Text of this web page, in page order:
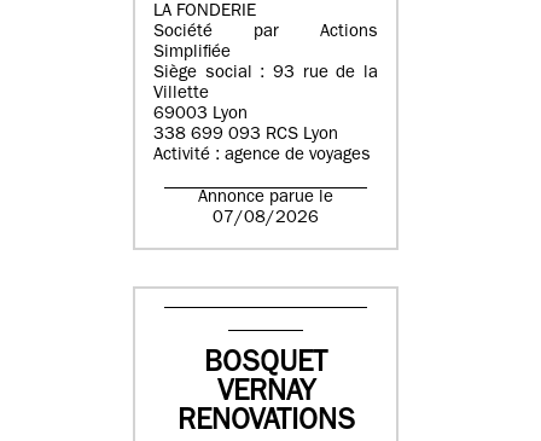
LA FONDERIE
Société par Actions
Simplifiée
Siège social : 93 rue de la
Villette
69003 Lyon
338 699 093 RCS Lyon
Activité : agence de voyages
Annonce parue le
07/08/2026
BOSQUET
VERNAY
RENOVATIONS